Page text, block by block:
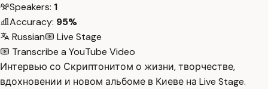
Speakers: 1
Accuracy: 95%
Russian
Live Stage
Transcribe a YouTube Video
Интервью со Скриптонитом о жизни, творчестве,
вдохновении и новом альбоме в Киеве на Live Stage.